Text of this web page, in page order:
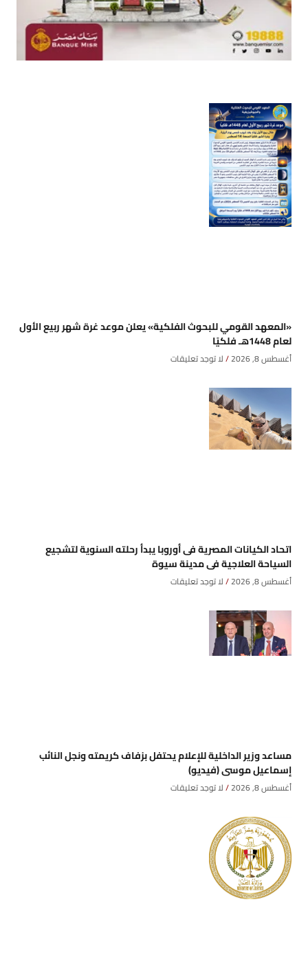
«المعهد القومي للبحوث الفلكية» يعلن موعد غرة شهر ربيع الأول
لعام 1448هـ فلكيًا
أغسطس 8, 2026 لا توجد تعليقات
اتحاد الكيانات المصرية فى أوروبا يبدأ رحلته السنوية لتشجيع
السياحة العلاجية فى مدينة سيوة
أغسطس 8, 2026 لا توجد تعليقات
مساعد وزير الداخلية للإعلام يحتفل بزفاف كريمته ونجل النائب
إسماعيل موسى (فيديو)
أغسطس 8, 2026 لا توجد تعليقات